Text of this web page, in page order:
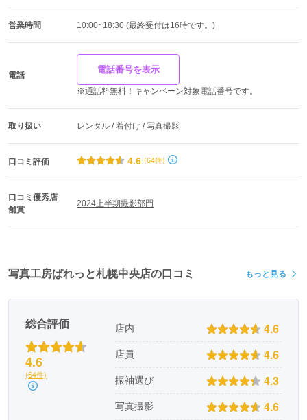
営業時間 10:00~18:30 (最終受付は16時です。)
電話
電話番号を表示
※通話料無料！キャンペーン対象電話番号です。
取り扱い レンタル / 着付け / 写真撮影
口コミ評価 4.6 (64件)
口コミ優秀店
舗賞
2024上半期撮影部門
写真工房ぱれっと札幌中央店の口コミ もっと見る
総合評価
4.6
(64件)
店内 4.6
店員 4.6
振袖選び 4.3
写真撮影 4.6